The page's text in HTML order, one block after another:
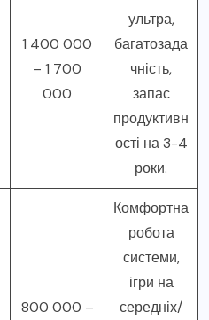
1 400 000
– 1 700
000
ультра,
багатозада
чність,
запас
продуктивн
ості на 3-4
роки.
800 000 –
Комфортна
робота
системи,
ігри на
середніх/